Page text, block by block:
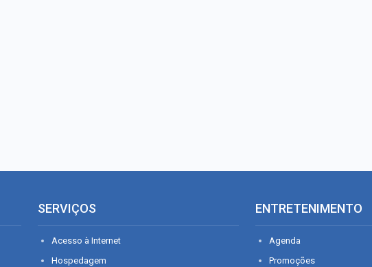
SERVIÇOS
Acesso à Internet
Hospedagem
ENTRETENIMENTO
Agenda
Promoções